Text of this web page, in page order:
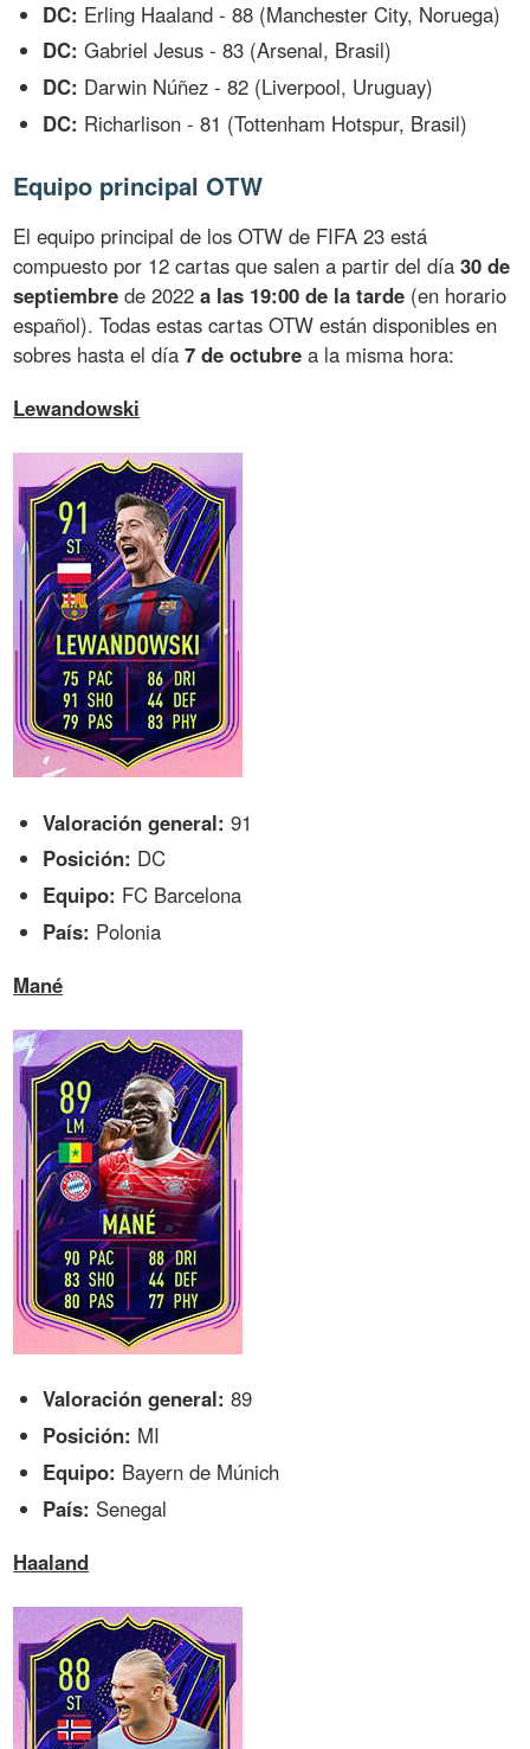
DC: Erling Haaland - 88 (Manchester City, Noruega)
DC: Gabriel Jesus - 83 (Arsenal, Brasil)
DC: Darwin Núñez - 82 (Liverpool, Uruguay)
DC: Richarlison - 81 (Tottenham Hotspur, Brasil)
Equipo principal OTW
El equipo principal de los OTW de FIFA 23 está
compuesto por 12 cartas que salen a partir del día30 de
septiembre de 2022a las 19:00 de la tarde (en horario
español). Todas estas cartas OTW están disponibles en
sobres hasta el día7 de octubre a la misma hora:
Lewandowski
Valoración general: 91
Posición: DC
Equipo: FC Barcelona
País: Polonia
Mané
Valoración general: 89
Posición: MI
Equipo: Bayern de Múnich
País: Senegal
Haaland